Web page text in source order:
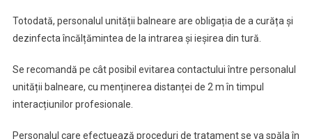
Totodată, personalul unității balneare are obligația de a curăța și
dezinfecta încălțămintea de la intrarea și ieșirea din tură.
Se recomandă pe cât posibil evitarea contactului între personalul
unității balneare, cu menținerea distanței de 2 m în timpul
interacțiunilor profesionale.
Personalul care efectuează proceduri de tratament se va spăla în